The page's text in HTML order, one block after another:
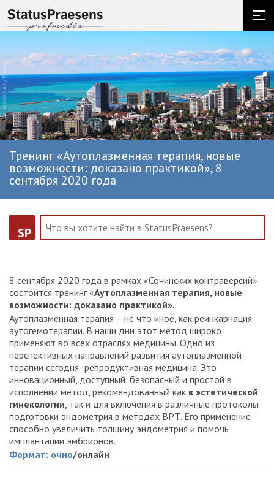
Тренинг «Аутоплазменная терапия, новые
возможности: доказано практикой», 8
сентября 2020 года
SP
8 сентября 2020 года в рамках «Сочинских контраверсий»
состоится тренинг «Аутоплазменная терапия, новые
возможности: доказано практикой».
Аутоплазменная терапия – не что иное, как реинкарнация
аутогемотерапии. В наши дни этот метод широко
применяют во всех отраслях медицины. Одно из
перспективных направлений развития аутоплазменной
терапии сегодня- репродуктивная медицина. Это
инновационный, доступный, безопасный и простой в
исполнении метод, рекомендованный как в эстетической
гинекологии, так и для включения в различные протоколы
подготовки эндометрия в методах ВРТ. Его применение
способно увеличить толщину эндометрия и помочь
имплантации эмбрионов.
Формат: очно/онлайн